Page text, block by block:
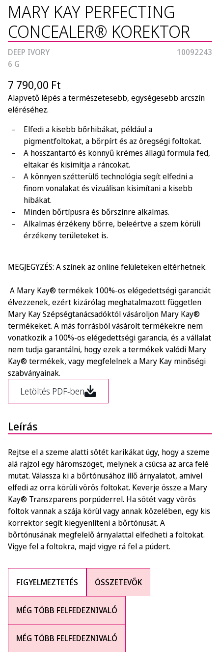
MARY KAY PERFECTING
CONCEALER® KOREKTOR
DEEP IVORY
6 G
10092243
7 790,00 Ft
Alapvető lépés a természetesebb, egységesebb arcszín
eléréséhez.
Elfedi a kisebb bőrhibákat, például a
pigmentfoltokat, a bőrpírt és az öregségi foltokat.
A hosszantartó és könnyű krémes állagú formula fed,
eltakar és kisimítja a ráncokat.
A könnyen szétterülő technológia segít elfedni a
finom vonalakat és vizuálisan kisimítani a kisebb
hibákat.
Minden bőrtípusra és bőrszínre alkalmas.
Alkalmas érzékeny bőrre, beleértve a szem körüli
érzékeny területeket is.
MEGJEGYZÉS: A színek az online felületeken eltérhetnek.
A Mary Kay® termékek 100%-os elégedettségi garanciát
élvezzenek, ezért kizárólag meghatalmazott független
Mary Kay Szépségtanácsadóktól vásároljon Mary Kay®
termékeket. A más forrásból vásárolt termékekre nem
vonatkozik a 100%-os elégedettségi garancia, és a vállalat
nem tudja garantálni, hogy ezek a termékek valódi Mary
Kay® termékek, vagy megfelelnek a Mary Kay minőségi
szabványainak.
Letöltés PDF-ben
Leírás
Rejtse el a szeme alatti sötét karikákat úgy, hogy a szeme
alá rajzol egy háromszöget, melynek a csúcsa az arca felé
mutat. Válassza ki a bőrtónusához illő árnyalatot, amivel
elfedi az orra körüli vörös foltokat. Keverje össze a Mary
Kay® Transzparens porpúderrel. Ha sötét vagy vörös
foltok vannak a szája körül vagy annak közelében, egy kis
korrektor segít kiegyenlíteni a bőrtónusát. A
bőrtónusának megfelelő árnyalattal elfedheti a foltokat.
Vigye fel a foltokra, majd vigye rá fel a púdert.
FIGYELMEZTETÉS ÖSSZETEVŐK
MÉG TÖBB FELFEDEZNIVALÓ
MÉG TÖBB FELFEDEZNIVALÓ